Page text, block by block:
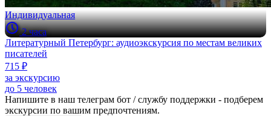
Индивидуальная
2 часа
Литературный Петербург: аудиоэкскурсия по местам великих
писателей
715 ₽
за экскурсию
до 5 человек
Напишите в наш телеграм бот / службу поддержки - подберем
экскурсии по вашим предпочтениям.